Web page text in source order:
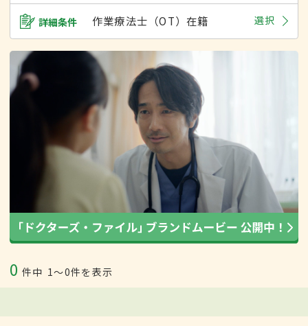
詳細条件 作業療法士（OT）在籍 選択
0 件中 1〜0件を表示